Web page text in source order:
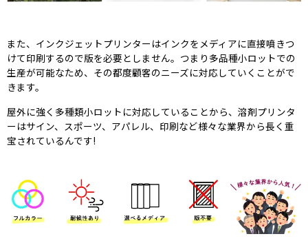
また、インクジェットプリンターはインクをメディアに直接噴きつ
けて印刷するので版を必要としません。つまり多品種小ロットでの
生産が可能なため、その都度顧客のニーズに対応していくことがで
きます。
屋外に強く多種類小ロットに対応していることから、溶剤プリンタ
ーはサイン、スポーツ、アパレル、印刷など様々な業界から長く重
宝されているんです!